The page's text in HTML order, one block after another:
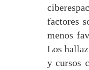
factores
menos
Los
y cursos